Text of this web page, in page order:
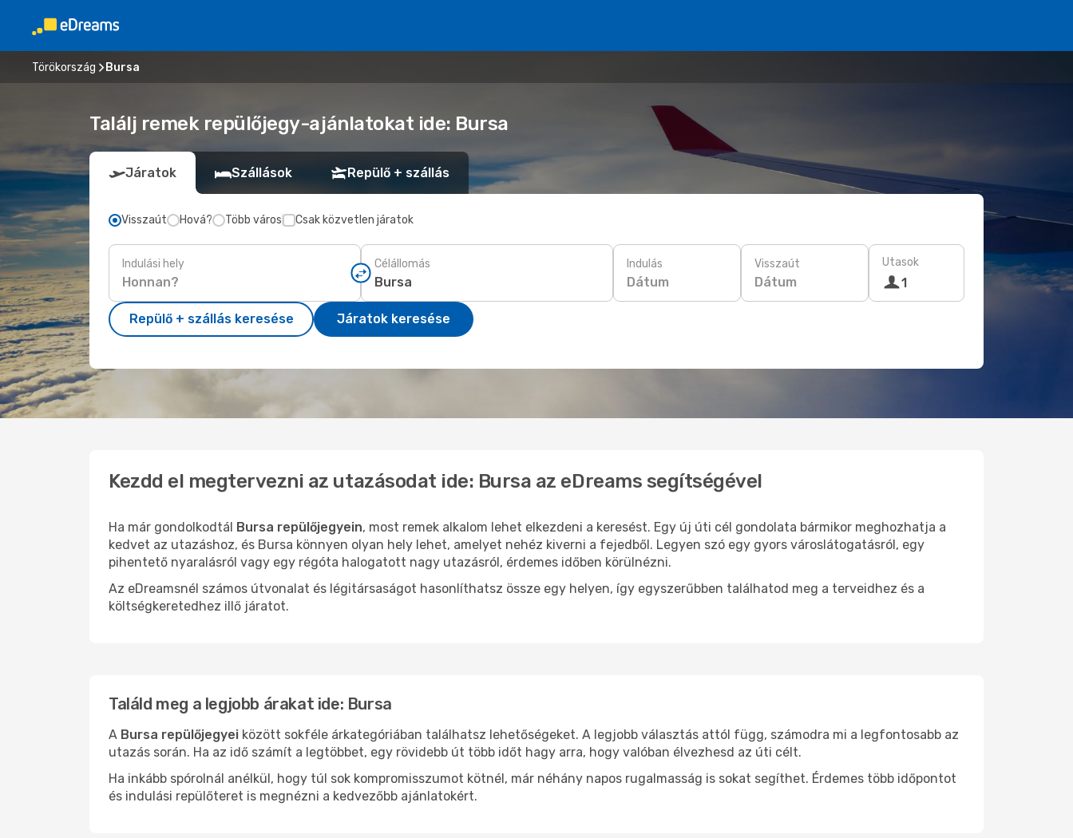
Törökország Bursa
Találj remek repülőjegy-ajánlatokat ide: Bursa
Járatok Szállások Repülő + szállás
Visszaút Hová? Több város Csak közvetlen járatok
Indulási hely Célállomás Indulás
Dátum
Visszaút
Dátum
Utasok
1
Repülő + szállás keresése Járatok keresése
Kezdd el megtervezni az utazásodat ide: Bursa az eDreams segítségével
Ha már gondolkodtál Bursa repülőjegyein, most remek alkalom lehet elkezdeni a keresést. Egy új úti cél gondolata bármikor meghozhatja a
kedvet az utazáshoz, és Bursa könnyen olyan hely lehet, amelyet nehéz kiverni a fejedből. Legyen szó egy gyors városlátogatásról, egy
pihentető nyaralásról vagy egy régóta halogatott nagy utazásról, érdemes időben körülnézni.
Az eDreamsnél számos útvonalat és légitársaságot hasonlíthatsz össze egy helyen, így egyszerűbben találhatod meg a terveidhez és a
költségkeretedhez illő járatot.
Találd meg a legjobb árakat ide: Bursa
A Bursa repülőjegyei között sokféle árkategóriában találhatsz lehetőségeket. A legjobb választás attól függ, számodra mi a legfontosabb az
utazás során. Ha az idő számít a legtöbbet, egy rövidebb út több időt hagy arra, hogy valóban élvezhesd az úti célt.
Ha inkább spórolnál anélkül, hogy túl sok kompromisszumot kötnél, már néhány napos rugalmasság is sokat segíthet. Érdemes több időpontot
és indulási repülőteret is megnézni a kedvezőbb ajánlatokért.